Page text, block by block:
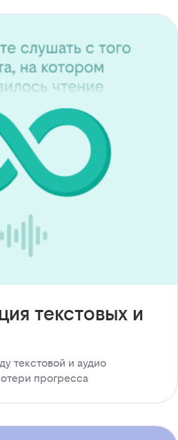
текстовых и
текстовой и аудио
прогресса